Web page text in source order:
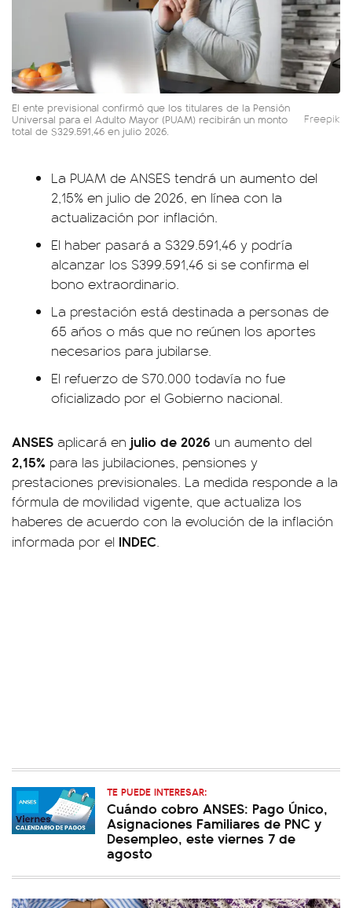
El ente previsional confirmó que los titulares de la Pensión
Universal para el Adulto Mayor (PUAM) recibirán un monto
total de $329.591,46 en julio 2026.
Freepik
La PUAM de ANSES tendrá un aumento del
2,15% en julio de 2026, en línea con la
actualización por inflación.
El haber pasará a $329.591,46 y podría
alcanzar los $399.591,46 si se confirma el
bono extraordinario.
La prestación está destinada a personas de
65 años o más que no reúnen los aportes
necesarios para jubilarse.
El refuerzo de $70.000 todavía no fue
oficializado por el Gobierno nacional.
ANSES aplicará en julio de 2026 un aumento del
2,15% para las jubilaciones, pensiones y
prestaciones previsionales. La medida responde a la
fórmula de movilidad vigente, que actualiza los
haberes de acuerdo con la evolución de la inflación
informada por el INDEC.
TE PUEDE INTERESAR:
Cuándo cobro ANSES: Pago Único,
Asignaciones Familiares de PNC y
Desempleo, este viernes 7 de
agosto